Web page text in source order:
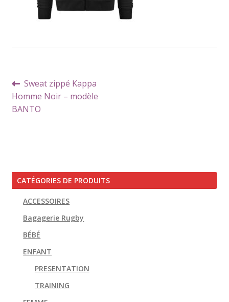
Navigation
de
l’article
Article
précédent :
Sweat zippé Kappa
Homme Noir – modèle
BANTO
CATÉGORIES DE PRODUITS
ACCESSOIRES
Bagagerie Rugby
BÉBÉ
ENFANT
PRESENTATION
TRAINING